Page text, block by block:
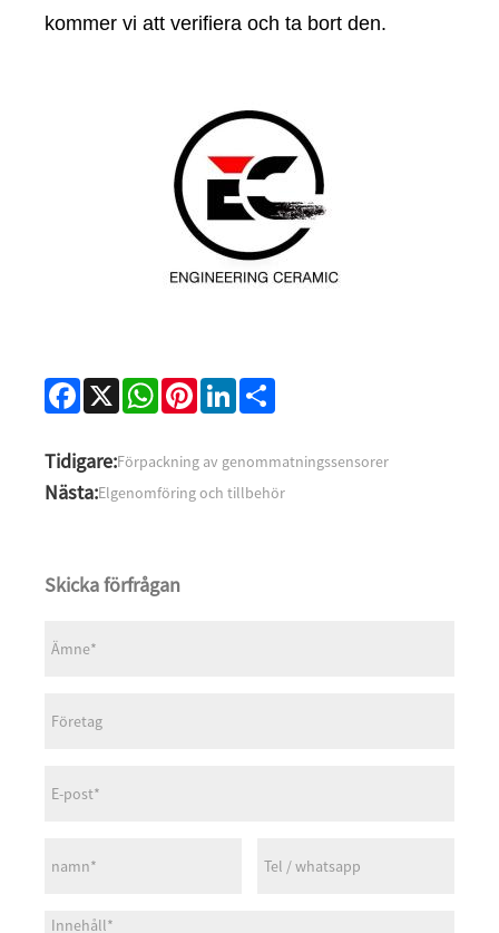
kommer vi att verifiera och ta bort den.
Facebook
X WhatsAppPinterestLinkedIn
Tidigare:Förpackning av genommatningssensorer
Nästa:Elgenomföring och tillbehör
Skicka förfrågan